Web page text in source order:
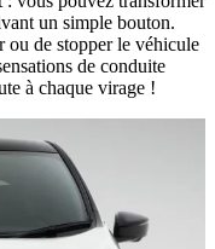
un simple bouton.
ou de stopper le véhicule
de conduite
à chaque virage !